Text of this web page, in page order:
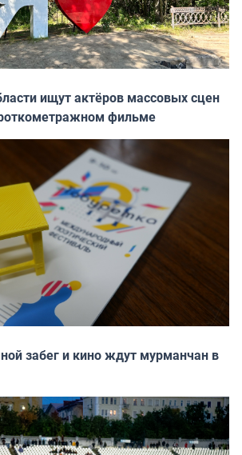
ищут актёров массовых сцен
фильме
забег и кино ждут мурманчан в